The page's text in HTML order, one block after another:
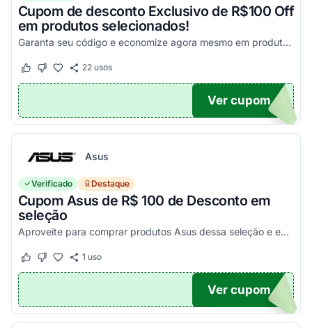
Cupom de desconto Exclusivo de R$100 Off
em produtos selecionados!
Garanta seu código e economize agora mesmo em produtos selecionados!
Este cupom funcionou
Este cupom não funcionou
22usos
100
Ver cupom
Asus
Verificado Destaque
Cupom Asus de R$ 100 de Desconto em
seleção
Aproveite para comprar produtos Asus dessa seleção e economize! - E1504FA-NJ1287
Este cupom funcionou
Este cupom não funcionou
1 uso
100
Ver cupom